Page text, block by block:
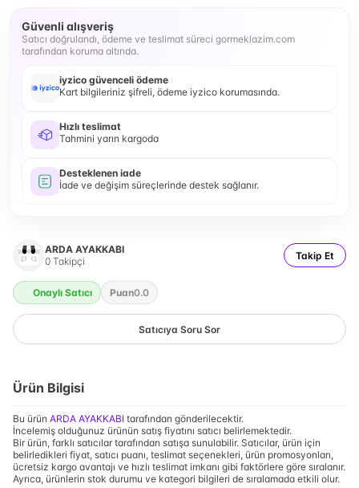
Güvenli alışveriş
Satıcı doğrulandı, ödeme ve teslimat süreci gormeklazim.com
tarafından koruma altında.
iyzico güvenceli ödeme
Kart bilgileriniz şifreli, ödeme iyzico korumasında.
Hızlı teslimat
Tahmini yarın kargoda
Desteklenen iade
İade ve değişim süreçlerinde destek sağlanır.
ARDA AYAKKABI
0 Takipçi Takip Et
Onaylı Satıcı Puan0.0
Satıcıya Soru Sor
Ürün Bilgisi
Bu ürün ARDA AYAKKABI tarafından gönderilecektir.
İncelemiş olduğunuz ürünün satış fiyatını satıcı belirlemektedir.
Bir ürün, farklı satıcılar tarafından satışa sunulabilir. Satıcılar, ürün için
belirledikleri fiyat, satıcı puanı, teslimat seçenekleri, ürün promosyonları,
ücretsiz kargo avantajı ve hızlı teslimat imkanı gibi faktörlere göre sıralanır.
Ayrıca, ürünlerin stok durumu ve kategori bilgileri de sıralamada etkili olur.